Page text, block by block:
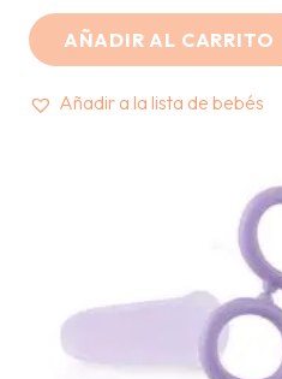
AÑADIR AL CARRITO
Añadir a la lista de bebés